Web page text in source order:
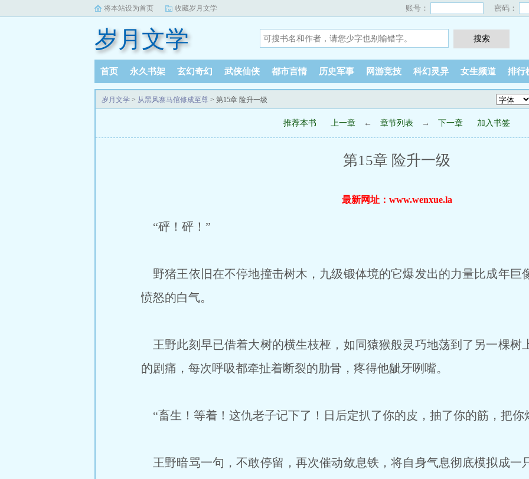
将本站设为首页 收藏岁月文学 账号： 密码：
岁月文学
首页 永久书架 玄幻奇幻 武侠仙侠 都市言情 历史军事 网游竞技 科幻灵异 女生频道 排行
岁月文学 > 从黑风寨马倌修成至尊 > 第15章 险升一级
推荐本书 上一章 ← 章节列表 → 下一章 加入书签
第15章 险升一级
最新网址：www.wenxue.la
“砰！砰！”
野猪王依旧在不停地撞击树木，九级锻体境的它爆发出的力量比成年巨
愤怒的白气。
王野此刻早已借着大树的横生枝桠，如同猿猴般灵巧地荡到了另一棵树
的剧痛，每次呼吸都牵扯着断裂的肋骨，疼得他龇牙咧嘴。
“畜生！等着！这仇老子记下了！日后定扒了你的皮，抽了你的筋，把你
王野暗骂一句，不敢停留，再次催动敛息铁，将自身气息彻底模拟成一